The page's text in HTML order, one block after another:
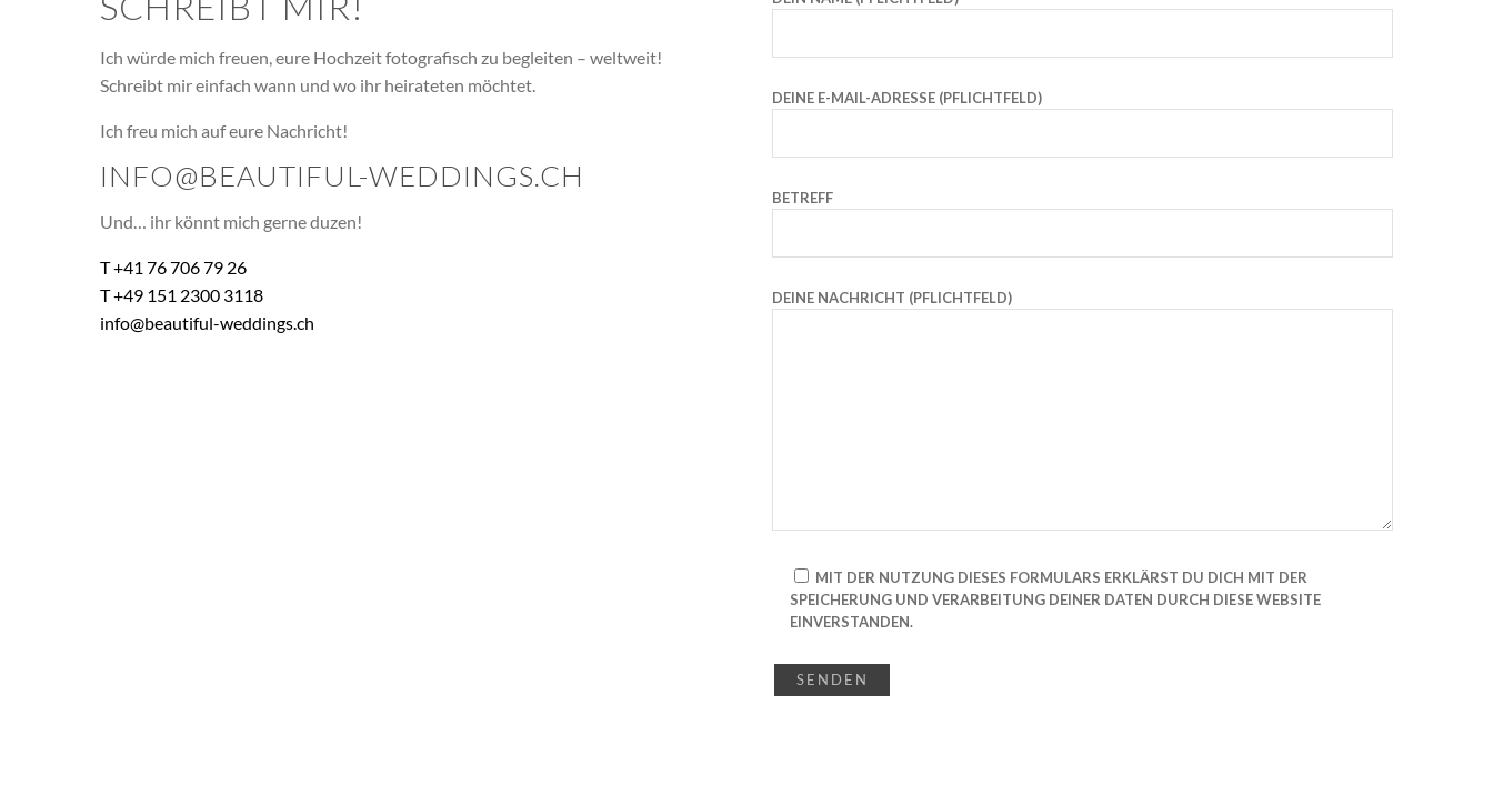
Ich würde mich freuen, eure Hochzeit fotografisch zu begleiten – weltweit!
Schreibt mir einfach wann und wo ihr heirateten möchtet.
Ich freu mich auf eure Nachricht!
INFO@BEAUTIFUL-WEDDINGS.CH
Und… ihr könnt mich gerne duzen!
T +41 76 706 79 26
T +49 151 2300 3118
info@beautiful-weddings.ch
DEINE E-MAIL-ADRESSE (PFLICHTFELD)
BETREFF
DEINE NACHRICHT (PFLICHTFELD)
MIT DER NUTZUNG DIESES FORMULARS ERKLÄRST DU DICH MIT DER
SPEICHERUNG UND VERARBEITUNG DEINER DATEN DURCH DIESE WEBSITE
EINVERSTANDEN.